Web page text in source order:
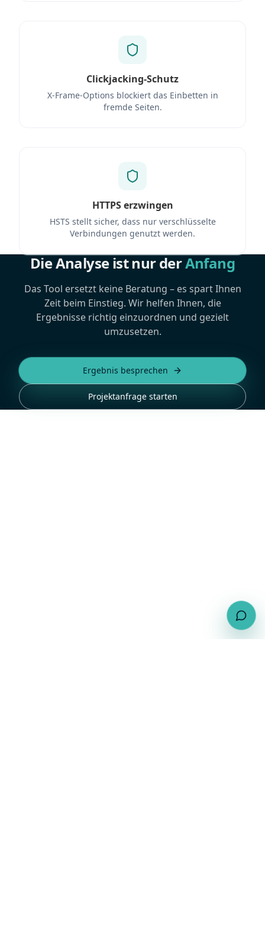
Clickjacking-Schutz
X-Frame-Options blockiert das Einbetten in
fremde Seiten.
HTTPS erzwingen
HSTS stellt sicher, dass nur verschlüsselte
Verbindungen genutzt werden.
Die Analyse ist nur derAnfang
Das Tool ersetzt keine Beratung – es spart Ihnen
Zeit beim Einstieg. Wir helfen Ihnen, die
Ergebnisse richtig einzuordnen und gezielt
umzusetzen.
Ergebnis besprechen
Projektanfrage starten